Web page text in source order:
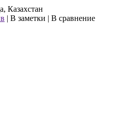
Казахстан
| В заметки | В сравнение